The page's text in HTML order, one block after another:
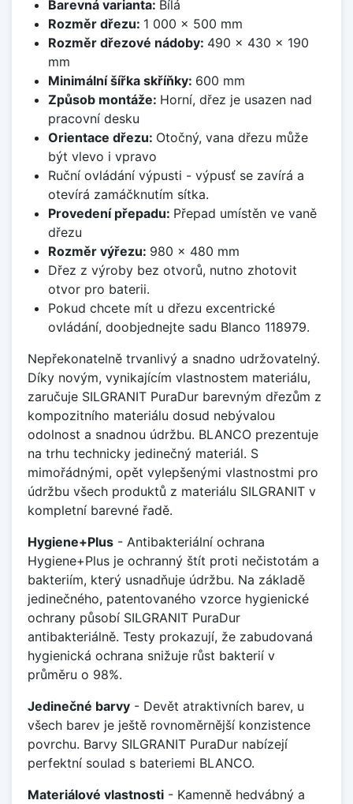
Barevná varianta: Bílá
Rozměr dřezu: 1 000 x 500 mm
Rozměr dřezové nádoby: 490 x 430 x 190
mm
Minimální šířka skříňky: 600 mm
Způsob montáže: Horní, dřez je usazen nad
pracovní desku
Orientace dřezu: Otočný, vana dřezu může
být vlevo i vpravo
Ruční ovládání výpusti - výpusť se zavírá a
otevírá zamáčknutím sítka.
Provedení přepadu: Přepad umístěn ve vaně
dřezu
Rozměr výřezu: 980 x 480 mm
Dřez z výroby bez otvorů, nutno zhotovit
otvor pro baterii.
Pokud chcete mít u dřezu excentrické
ovládání, doobjednejte sadu Blanco 118979.
Nepřekonatelně trvanlivý a snadno udržovatelný.
Díky novým, vynikajícím vlastnostem materiálu,
zaručuje SILGRANIT PuraDur barevným dřezům z
kompozitního materiálu dosud nebývalou
odolnost a snadnou údržbu. BLANCO prezentuje
na trhu technicky jedinečný materiál. S
mimořádnými, opět vylepšenými vlastnostmi pro
údržbu všech produktů z materiálu SILGRANIT v
kompletní barevné řadě.
Hygiene+Plus - Antibakteriální ochrana
Hygiene+Plus je ochranný štít proti nečistotám a
bakteriím, který usnadňuje údržbu. Na základě
jedinečného, patentovaného vzorce hygienické
ochrany působí SILGRANIT PuraDur
antibakteriálně. Testy prokazují, že zabudovaná
hygienická ochrana snižuje růst bakterií v
průměru o 98%.
Jedinečné barvy - Devět atraktivních barev, u
všech barev je ještě rovnoměrnější konzistence
povrchu. Barvy SILGRANIT PuraDur nabízejí
perfektní soulad s bateriemi BLANCO.
Materiálové vlastnosti - Kamenně hedvábný a